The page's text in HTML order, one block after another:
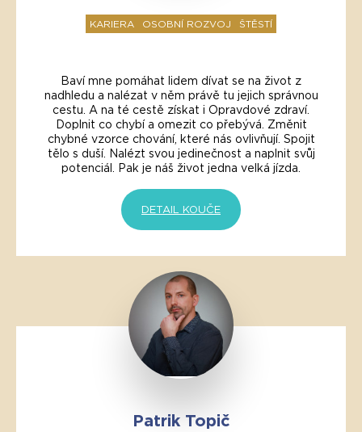
KARIERA OSOBNÍ ROZVOJ ŠTĚSTÍ
Baví mne pomáhat lidem dívat se na život z
nadhledu a nalézat v něm právě tu jejich správnou
cestu. A na té cestě získat i Opravdové zdraví.
Doplnit co chybí a omezit co přebývá. Změnit
chybné vzorce chování, které nás ovlivňují. Spojit
tělo s duší. Nalézt svou jedinečnost a naplnit svůj
potenciál. Pak je náš život jedna velká jízda.
DETAIL KOUČE
Patrik Topič